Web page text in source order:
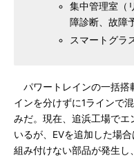
集中管理室（
障診断、故障
スマートグラ
パワートレインの一括搭
インを分けずに1ラインで
みだ。現在、追浜工場でエ
いるが、EVを追加した場
組み付けない部品が発生し